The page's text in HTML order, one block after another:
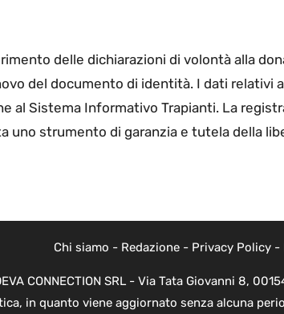
delle dichiarazioni di volontà alla
del documento di identità. I dati relativi
al Sistema Informativo Trapianti. La
strumento di garanzia e tutela della
Chi siamo - Redazione- Privacy Policy-
CONNECTION SRL - Via Tata Giovanni 8,
in quanto viene aggiornato senza alcuna